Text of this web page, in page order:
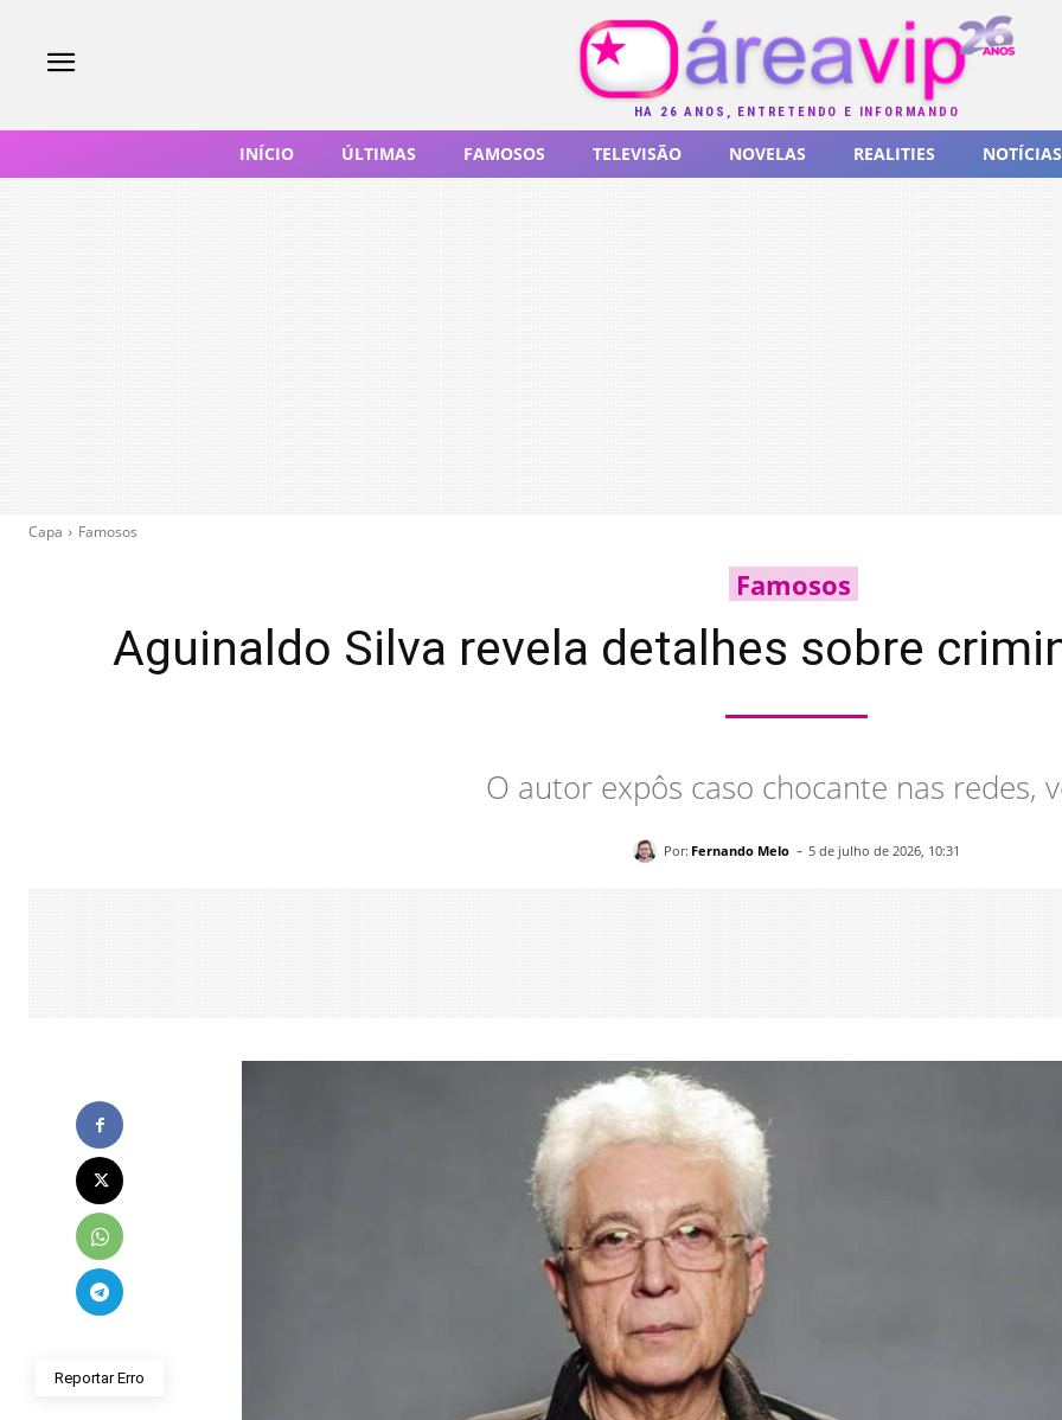
HÁ 26 ANOS, ENTRETENDO E INFORMANDO
INÍCIO ÚLTIMAS FAMOSOS TELEVISÃO NOVELAS REALITIES NOTÍCIAS
Capa Famosos
Famosos
Aguinaldo Silva revela detalhes sobre
O autor expôs caso chocante nas redes,
Por: Fernando Melo - 5 de julho de 2026, 10:31
Reportar Erro